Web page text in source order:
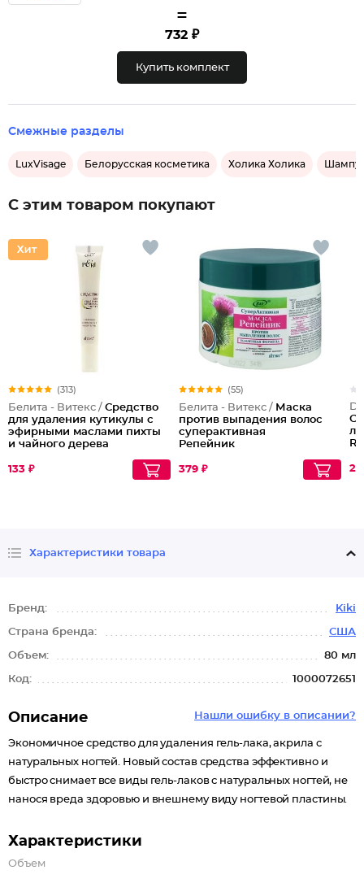
=
732 ₽
Купить комплект
Смежные разделы
LuxVisage Белорусская косметика Холика Холика
С этим товаром покупают
(313)
Белита - Витекс / Средство
для удаления кутикулы с
эфирными маслами пихты
и чайного дерева
133 ₽
(55)
Белита - Витекс / Маска
против выпадения волос
суперактивная
Репейник
379 ₽
Характеристики товара
Бренд: Kiki
Страна бренда: США
Объем: 80 мл
Код: 1000072651
Нашли ошибку в описании?
Описание
Экономичное средство для удаления гель-лака, акрила с
натуральных ногтей. Новый состав средства эффективно и
быстро снимает все виды гель-лаков с натуральных ногтей, не
нанося вреда здоровью и внешнему виду ногтевой пластины.
Характеристики
Объем